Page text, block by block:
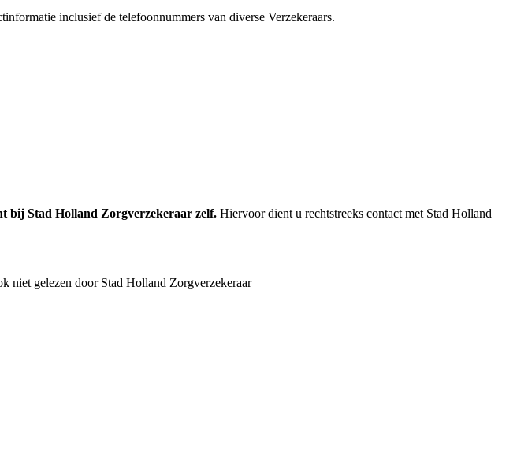
inclusief de telefoonnummers van diverse Verzekeraars.
bij Stad Holland Zorgverzekeraar zelf.Hiervoor dient u rechtstreeks contact met Stad Holland
niet gelezen door Stad Holland Zorgverzekeraar